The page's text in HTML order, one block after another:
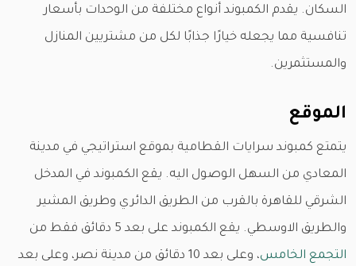
السكان. يقدم الكمبوند أنواع مختلفة من الوحدات بأسعار
تنافسية مما يجعله خيارًا جذابًا لكل من مشتريين المنازل
والمستثمرين.
الموقع
يتمتع كمبوند سرايات القطامية بموقع استراتيجي في مدينة
المعادي من السهل الوصول اليه. يقع الكمبوند في المدخل
الشرقي للقاهرة بالقرب من الطريق الدائري وطريق المشير
والطريق الاوسطي. يقع الكمبوند على بعد 5 دقائق فقط من
التجمع الخامس
، وعلى بعد 10 دقائق من مدينة نصر، وعلى بعد